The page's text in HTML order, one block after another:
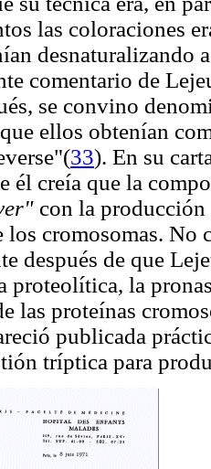
las coloraciones
desnaturalizando
comentario de
se convino
ellos obtenían
33). En su
él creía que la
con la
los cromosomas. No
después de que
proteolítica, la
las proteínas
publicada
tríptica para